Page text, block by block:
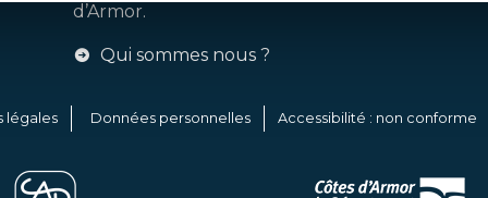
d’Armor.
Qui sommes nous ?
légales Données personnelles Accessibilité : non conforme